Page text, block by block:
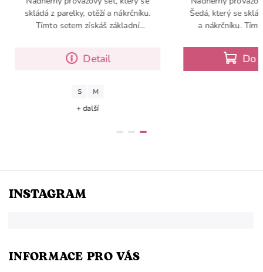
otěží a nákrčníku.
základní
Šedá, který se skládá z parelky, otěží
a nákrčníku. Tímto setem získáš
Hobby Horse
INSTAGRAM
INFORMACE PRO VÁS